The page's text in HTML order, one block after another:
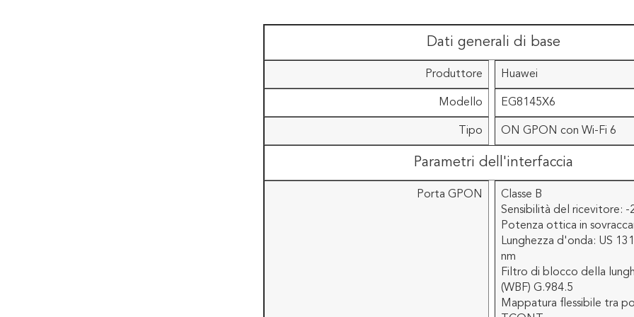
Dati generali di base
Produttore Huawei
Modello EG8145X6
Tipo ON GPON con Wi-Fi 6
Parametri dell'interfaccia
Porta GPON
Classe B
Sensibilità del ricevitore: -
Potenza ottica in
Lunghezza d'onda: US
nm
Filtro di blocco della
(WBF) G.984.5
Mappatura flessibile tra